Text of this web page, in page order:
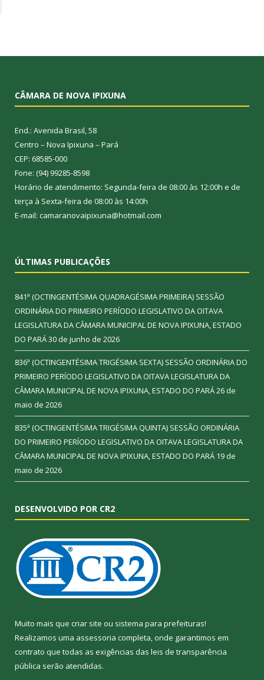
CÂMARA DE NOVA IPIXUNA
End.: Avenida Brasil, 58
Centro – Nova Ipixuna – Pará
CEP: 68585-000
Fone: (94) 99285-8598
Horário de atendimento: Segunda-feira de 08:00 às 12:00h e de
terça à Sexta-feira de 08:00 às 14:00h
E-mail: camaranovaipixuna@hotmail.com
ÚLTIMAS PUBLICAÇÕES
841ª (OCTINGENTÉSIMA QUADRAGÉSIMA PRIMEIRA) SESSÃO
ORDINÁRIA DO PRIMEIRO PERÍODO LEGISLATIVO DA OITAVA
LEGISLATURA DA CÂMARA MUNICIPAL DE NOVA IPIXUNA, ESTADO
DO PARÁ30 de junho de 2026
836ª (OCTINGENTÉSIMA TRIGÉSIMA SEXTA) SESSÃO ORDINÁRIA DO
PRIMEIRO PERÍODO LEGISLATIVO DA OITAVA LEGISLATURA DA
CÂMARA MUNICIPAL DE NOVA IPIXUNA, ESTADO DO PARÁ26 de
maio de 2026
835ª (OCTINGENTÉSIMA TRIGÉSIMA QUINTA) SESSÃO ORDINÁRIA
DO PRIMEIRO PERÍODO LEGISLATIVO DA OITAVA LEGISLATURA DA
CÂMARA MUNICIPAL DE NOVA IPIXUNA, ESTADO DO PARÁ 19 de
maio de 2026
DESENVOLVIDO POR CR2
Muito mais que criar site ou sistema para prefeituras!
Realizamos uma assessoria completa, onde garantimos em
contrato que todas as exigências das leis de transparência
pública serão atendidas.